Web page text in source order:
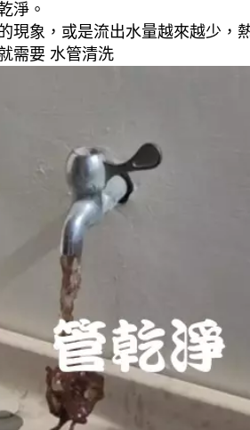
淨。
象，或是流出水量越來越少
需要 水管清洗